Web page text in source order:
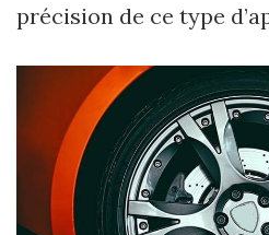
précision de ce type